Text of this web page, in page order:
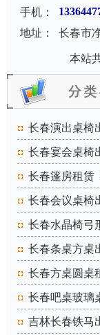
手机：
地址：
长春市
本站
长春演出桌椅
长春宴会桌椅
长春篷房租赁
长春会议桌椅
长春水晶椅弓
长春条桌方桌
长春方桌圆桌
长春吧桌玻璃
吉林长春铁马